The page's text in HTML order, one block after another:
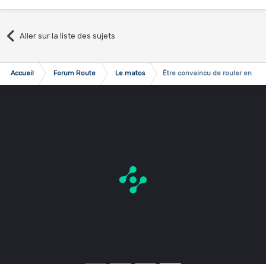
Aller sur la liste des sujets
Accueil Forum Route Le matos Être convaincu de rouler en